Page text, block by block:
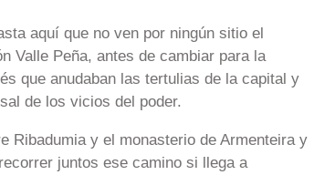
aquí que no ven por ningún sitio el
Valle Peña, antes de cambiar para la
que anudaban las tertulias de la capital y
de los vicios del poder.
Ribadumia y el monasterio de Armenteira y
juntos ese camino si llega a